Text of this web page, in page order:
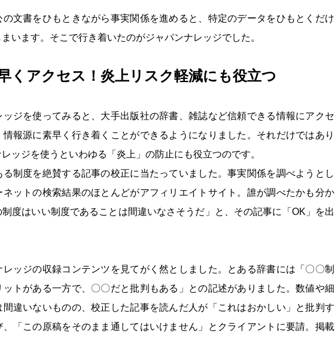
の文書をひもときながら事実関係を進めると、特定のデータをひもとくだけ
います。そこで行き着いたのがジャパンナレッジでした。
くアクセス！炎上リスク軽減にも役立つ
ジを使ってみると、大手出版社の辞書、雑誌など信頼できる情報にアクセ
情報源に素早く行き着くことができるようになりました。それだけではあり
ッジを使うといわゆる「炎上」の防止にも役立つのです。
制度を絶賛する記事の校正に当たっていました。事実関係を調べようとし
ネットの検索結果のほとんどがアフィリエイトサイト。誰が調べたかも分か
度はいい制度であることは間違いなさそうだ」と、その記事に「OK」を出
レッジの収録コンテンツを見てがく然としました。とある辞書には「〇〇制
ットがある一方で、〇〇だと批判もある」との記述がありました。数値や細
違いないものの、校正した記事を読んだ人が「これはおかしい」と批判す
、「この原稿をそのまま通してはいけません」とクライアントに要請。掲載